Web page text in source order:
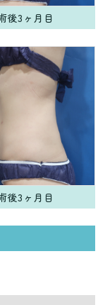
後3ヶ月目
後3ヶ月目